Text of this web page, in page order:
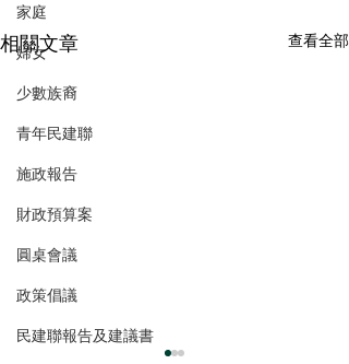
家庭
婦女
少數族裔
青年民建聯
施政報告
財政預算案
圓桌會議
政策倡議
民建聯報告及建議書
相關文章 查看全部